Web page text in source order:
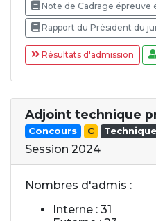
Note de Cadrage épreuve
Rapport du Président du
Résultats d'admission
Adjoint technique
Concours C Technique
Session 2024
Nombres d'admis :
Interne : 31